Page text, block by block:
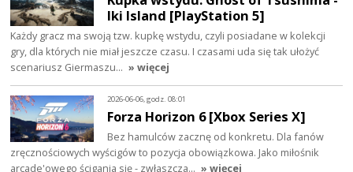
Iki Island [PlayStation 5]
Każdy gracz ma swoją tzw. kupkę wstydu, czyli posiadane w kolekcji
gry, dla których nie miał jeszcze czasu. I czasami uda się tak ułożyć
scenariusz Giermaszu… » więcej
2026-06-06, godz. 08:01
Forza Horizon 6 [Xbox Series X]
Bez hamulców zacznę od konkretu. Dla fanów
zręcznościowych wyścigów to pozycja obowiązkowa. Jako miłośnik
arcade'owego ścigania się - zwłaszcza… » więcej